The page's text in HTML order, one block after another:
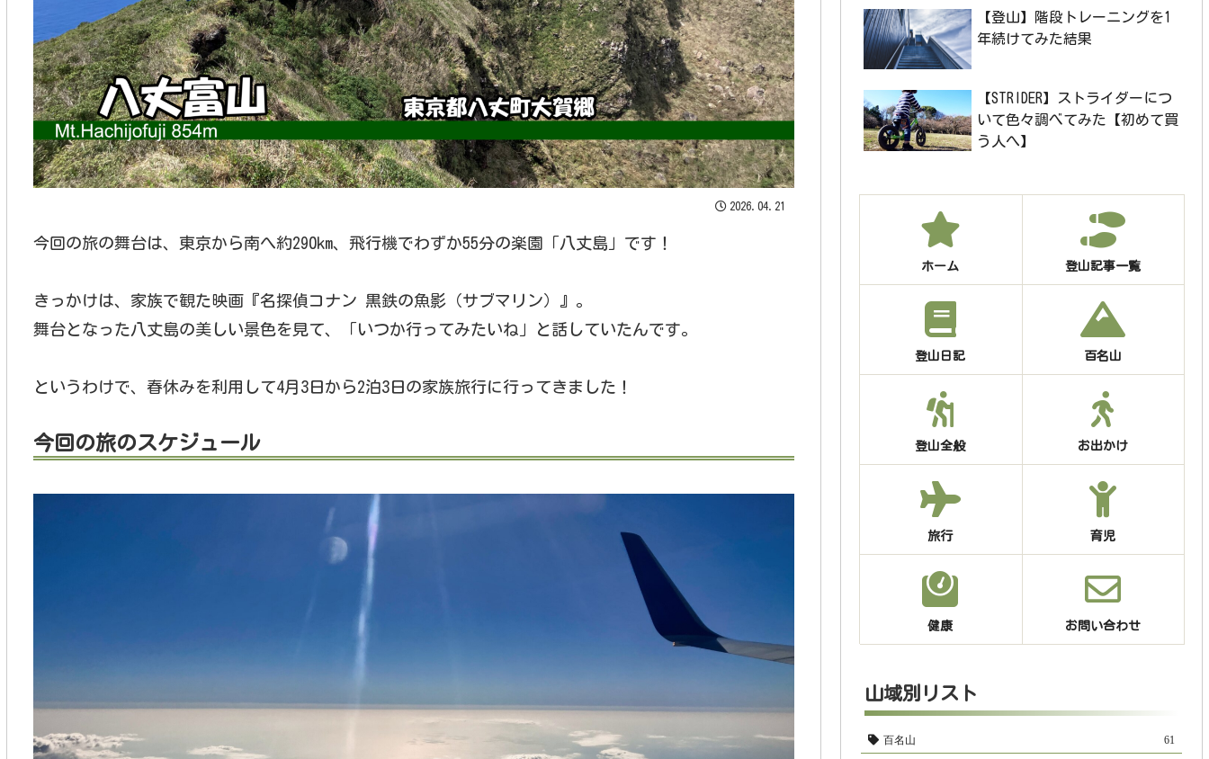
2026.04.21
今回の旅の舞台は、東京から南へ約290km、飛行機でわずか55分の楽園「八丈島」です！
きっかけは、家族で観た映画『名探偵コナン 黒鉄の魚影（サブマリン）』。
舞台となった八丈島の美しい景色を見て、「いつか行ってみたいね」と話していたんです。
というわけで、春休みを利用して4月3日から2泊3日の家族旅行に行ってきました！
今回の旅のスケジュール
【登山】階段トレーニングを1
年続けてみた結果
【STRIDER】ストライダーにつ
いて色々調べてみた【初めて買
う人へ】
ホーム 登山記事一覧
登山日記 百名山
登山全般 お出かけ
旅行 育児
健康 お問い合わせ
山域別リスト
百名山 61